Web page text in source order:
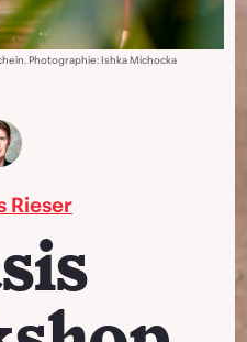
Photographie: Ishka Michocka
Rieser